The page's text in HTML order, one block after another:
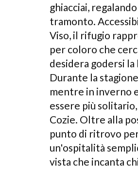
ghiacciai,
tramonto.
Viso, il rifugio
per coloro che
desidera godersi
Durante la
mentre in inverno
essere più
Cozie. Oltre alla
punto di ritrovo
un'ospitalità
vista che incanta